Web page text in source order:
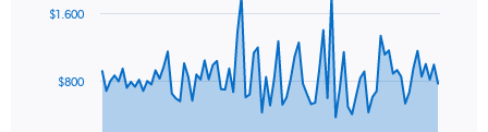
data
The$800
$1.600